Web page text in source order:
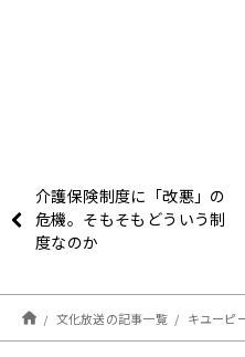
介護保険制度に「改悪」の
危機。そもそもどういう制
度なのか
文化放送の記事一覧 キユーピー